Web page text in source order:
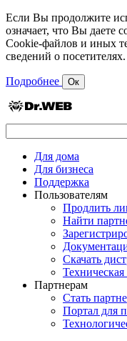
Если Вы продолжите
означает, что Вы даете
Cookie-файлов и иных
сведений о посетителях.
Подробнее Ок
Для дома
Для бизнеса
Поддержка
Пользователям
Продлить
Найти
Скачать
Партнерам
Стать
Портал для